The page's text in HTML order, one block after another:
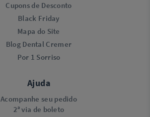
Cupons de Desconto
Black Friday
Mapa do Site
Blog Dental Cremer
Por 1 Sorriso
Ajuda
Acompanhe seu pedido
2ª via de boleto